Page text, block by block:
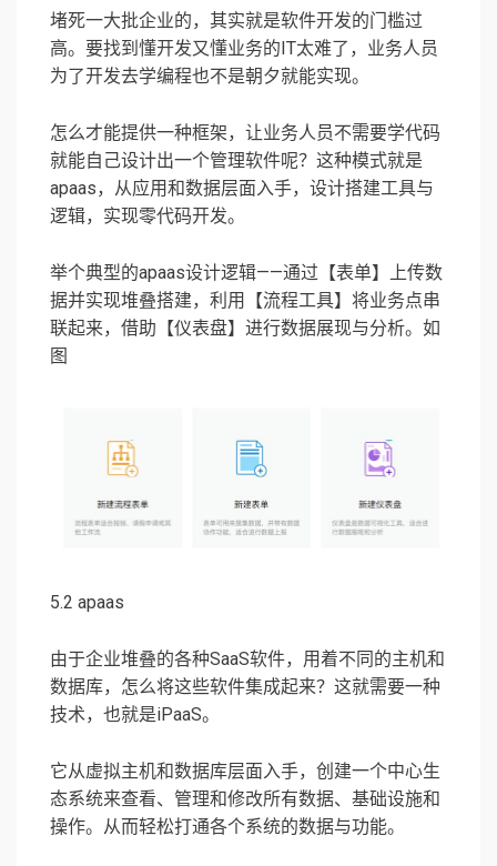
堵死一大批企业的，其实就是软件开发的门槛过
高。要找到懂开发又懂业务的IT太难了，业务人员
为了开发去学编程也不是朝夕就能实现。
怎么才能提供一种框架，让业务人员不需要学代码
就能自己设计出一个管理软件呢？这种模式就是
apaas，从应用和数据层面入手，设计搭建工具与
逻辑，实现零代码开发。
举个典型的apaas设计逻辑——通过【表单】上传数
据并实现堆叠搭建，利用【流程工具】将业务点串
联起来，借助【仪表盘】进行数据展现与分析。如
图
5.2 apaas
由于企业堆叠的各种SaaS软件，用着不同的主机和
数据库，怎么将这些软件集成起来？这就需要一种
技术，也就是iPaaS。
它从虚拟主机和数据库层面入手，创建一个中心生
态系统来查看、管理和修改所有数据、基础设施和
操作。从而轻松打通各个系统的数据与功能。